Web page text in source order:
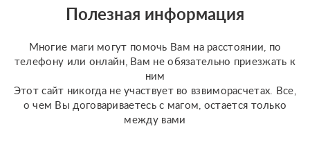
консултации ✝️☪️ на
данных консультациях
Полезная информация
Многие маги могут помочь Вам на расстоянии, по
телефону или онлайн, Вам не обязательно приезжать к
ним
Этот сайт никогда не участвует во взвиморасчетах. Все,
о чем Вы договариваетесь с магом, остается только
между вами